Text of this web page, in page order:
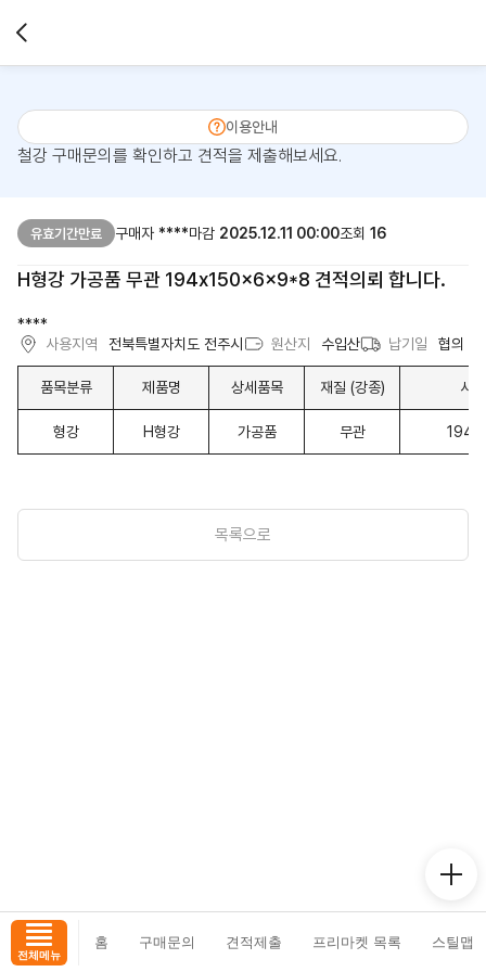
이용안내
철강 구매문의를 확인하고 견적을 제출해보세요.
유효기간만료 구매자 ****마감 2025.12.11 00:00조회 16
H형강 가공품 무관 194x150x6x9*8 견적의뢰 합니다.
****
사용지역
전북특별자치도 전주시 원산지 수입산 납기일 협의
품목분류 제품명 상세품목 재질 (강종) 사
형강 H형강 가공품 무관
목록으로
전체메뉴
홈 구매문의 견적제출 프리마켓 목록 스틸맵